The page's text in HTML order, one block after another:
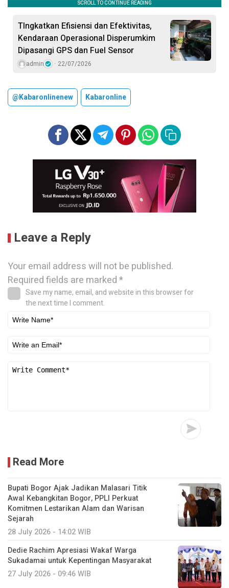
TIngkatkan Efisiensi dan Efektivitas,
Kendaraan Operasional Disperumkim
Dipasangi GPS dan Fuel Sensor
admin 22/07/2026
@kabaronlinenew Kabaronline
Leave a Reply
Your email address will not be published.
Required fields are marked*
Save my name, email, and website in this browser for
the next time I comment.
Read More
Bupati Bogor Ajak Jadikan Malasari Titik
Awal Kebangkitan Bogor, PPLI Perkuat
Komitmen Lestarikan Alam dan Warisan
Sejarah
28 July 2026 - 14:02 WIB
Dedie Rachim Apresiasi Wakaf Warga
Sukadamai untuk Kepentingan Masyarakat
27 July 2026 - 09:46 WIB